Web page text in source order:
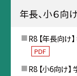
年長、小６向
R8 【年長向け
PDF
R8 【小6向け